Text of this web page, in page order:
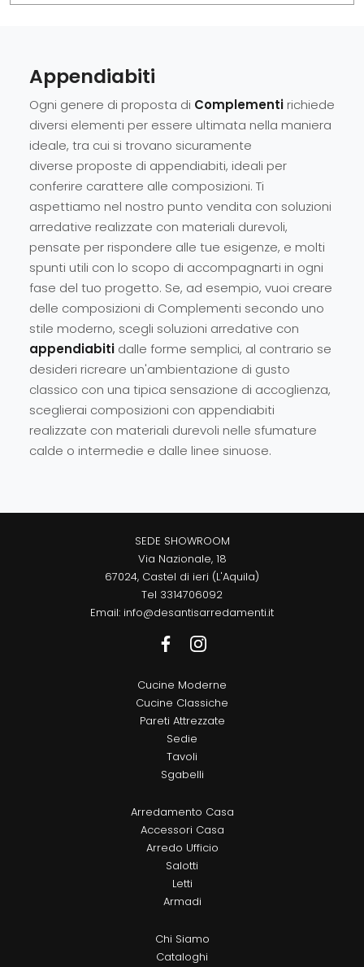
Appendiabiti
Ogni genere di proposta di Complementi richiede
diversi elementi per essere ultimata nella maniera
ideale, tra cui si trovano sicuramente
diverse proposte di appendiabiti, ideali per
conferire carattere alle composizioni. Ti
aspettiamo nel nostro punto vendita con soluzioni
arredative realizzate con materiali durevoli,
pensate per rispondere alle tue esigenze, e molti
spunti utili con lo scopo di accompagnarti in ogni
fase del tuo progetto. Se, ad esempio, vuoi creare
delle composizioni di Complementi secondo uno
stile moderno, scegli soluzioni arredative con
appendiabiti dalle forme semplici, al contrario se
desideri ricreare un'ambientazione di gusto
classico con una tipica sensazione di accoglienza,
sceglierai composizioni con appendiabiti
realizzate con materiali durevoli nelle sfumature
calde o intermedie e dalle linee sinuose.
SEDE SHOWROOM
Via Nazionale, 18
67024, Castel di ieri (L'Aquila)
Tel 3314706092
Email: info@desantisarredamenti.it
Cucine Moderne
Cucine Classiche
Pareti Attrezzate
Sedie
Tavoli
Sgabelli
Arredamento Casa
Accessori Casa
Arredo Ufficio
Salotti
Letti
Armadi
Chi Siamo
Cataloghi